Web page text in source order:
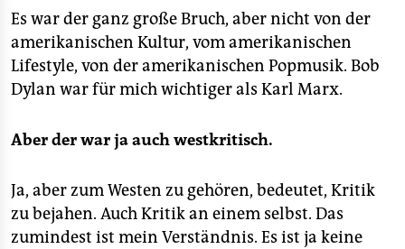
Es war der ganz große Bruch, aber nicht von der
amerikanischen Kultur, vom amerikanischen
Lifestyle, von der amerikanischen Popmusik. Bob
Dylan war für mich wichtiger als Karl Marx.
Aber der war ja auch westkritisch.
Ja, aber zum Westen zu gehören, bedeutet, Kritik
zu bejahen. Auch Kritik an einem selbst. Das
zumindest ist mein Verständnis. Es ist ja keine